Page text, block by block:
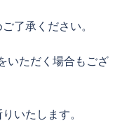
了承ください。
いただく場合もござ
いたします。